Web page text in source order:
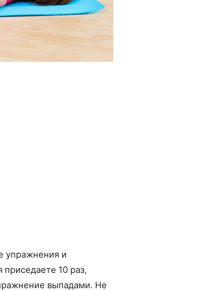
упражнения и
10 раз,
выпадами. Не